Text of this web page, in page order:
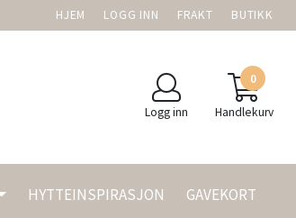
HJEM LOGG INN FRAKT BUTIKK
Logg inn
0
Handlekurv
HYTTEINSPIRASJON GAVEKORT